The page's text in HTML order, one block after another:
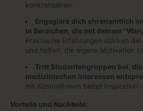
konkretisieren.
Engagiere dich ehrenamtlich
in Bereichen, die mit deinem
Praktische Erfahrungen stärken
und helfen, die eigene Motivation
Tritt Studentengruppen bei,
medizinischen Interessen
mit Kommilitonen bietet Inspiration
Vorteile und Nachteile: